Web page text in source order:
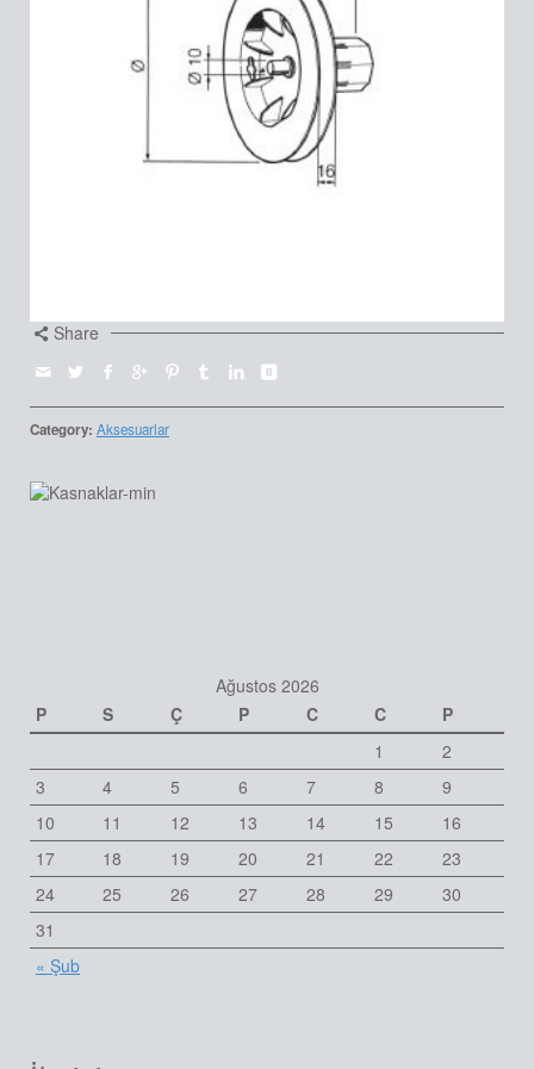
Share
Category: Aksesuarlar
Ağustos 2026
P
S Ç P C C P
« Şub
1
2
3
4 5 6 7 8
9
10
11 12 13 14 15
16
17
18 19 20 21 22
23
24
25 26 27 28 29
30
31